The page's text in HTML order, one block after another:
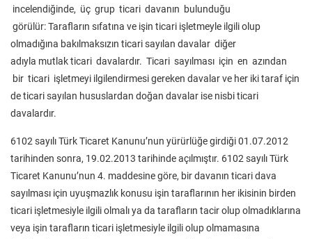
incelendiğinde, üç grup ticari davanın bulunduğu
görülür: Tarafların sıfatına ve işin ticari işletmeyle ilgili olup
olmadığına bakılmaksızın ticari sayılan davalar diğer
adıyla mutlak ticari davalardır. Ticari sayılması için en azından
bir ticari işletmeyi ilgilendirmesi gereken davalar ve her iki taraf için
de ticari sayılan hususlardan doğan davalar ise nisbi ticari
davalardır.
6102 sayılı Türk Ticaret Kanunu’nun yürürlüğe girdiği 01.07.2012
tarihinden sonra, 19.02.2013 tarihinde açılmıştır. 6102 sayılı Türk
Ticaret Kanunu’nun 4. maddesine göre, bir davanın ticari dava
sayılması için uyuşmazlık konusu işin taraflarının her ikisinin birden
ticari işletmesiyle ilgili olmalı ya da tarafların tacir olup olmadıklarına
veya işin tarafların ticari işletmesiyle ilgili olup olmamasına